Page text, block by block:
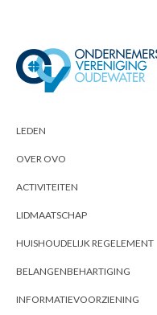
LEDEN
OVER OVO
ACTIVITEITEN
LIDMAATSCHAP
HUISHOUDELIJK REGELEMENT
BELANGENBEHARTIGING
INFORMATIEVOORZIENING